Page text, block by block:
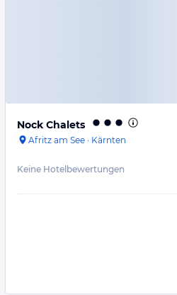
Nock Chalets
Afritz am See · Kärnten
Keine Hotelbewertungen